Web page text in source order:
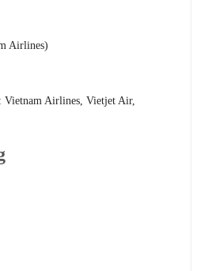
Airlines)
Vietnam Airlines, Vietjet Air,